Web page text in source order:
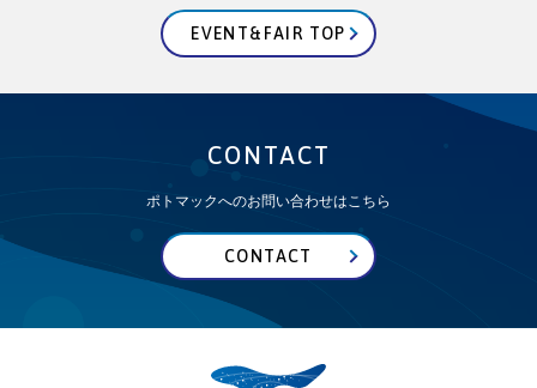
EVENT&FAIR TOP
CONTACT
ポトマックへのお問い合わせはこちら
CONTACT